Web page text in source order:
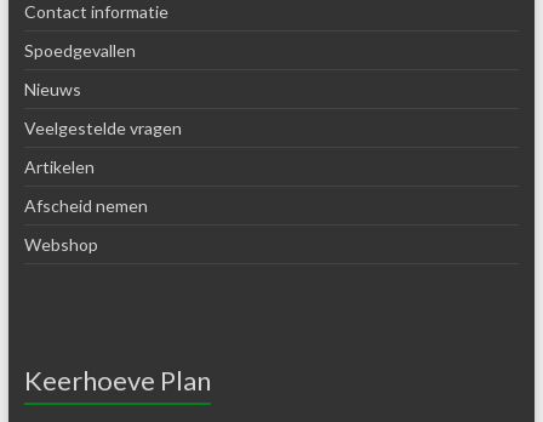
Contact informatie
Spoedgevallen
Nieuws
Veelgestelde vragen
Artikelen
Afscheid nemen
Webshop
Keerhoeve Plan